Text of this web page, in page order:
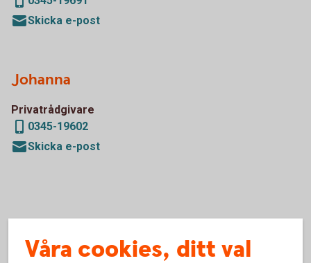
Skicka e-post
Johanna
Privatrådgivare
0345-19602
Skicka e-post
Fanny
Våra cookies, ditt val